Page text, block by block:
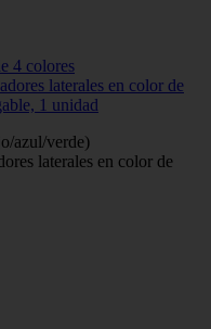
4 colores
laterales en color de
1 unidad
azul/verde)
laterales en color de